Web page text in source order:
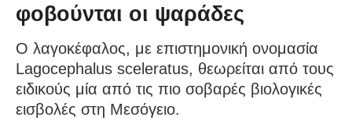
φοβούνται οι ψαράδες
Ο λαγοκέφαλος, με επιστημονική ονομασία
Lagocephalus sceleratus, θεωρείται από τους
ειδικούς μία από τις πιο σοβαρές βιολογικές
εισβολές στη Μεσόγειο.